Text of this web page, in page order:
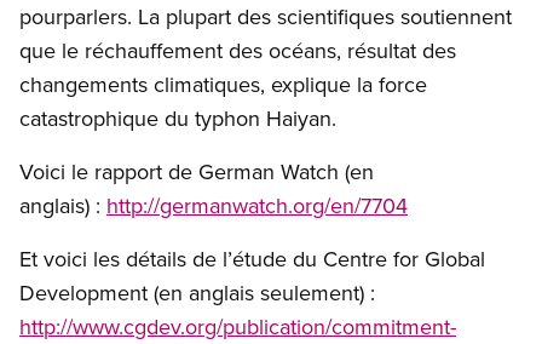
pourparlers. La plupart des scientifiques soutiennent
que le réchauffement des océans, résultat des
changements climatiques, explique la force
catastrophique du typhon Haiyan.
Voici le rapport de German Watch (en
anglais) : http://germanwatch.org/en/7704
Et voici les détails de l’étude du Centre for Global
Development (en anglais seulement) :
http://www.cgdev.org/publication/commitment-